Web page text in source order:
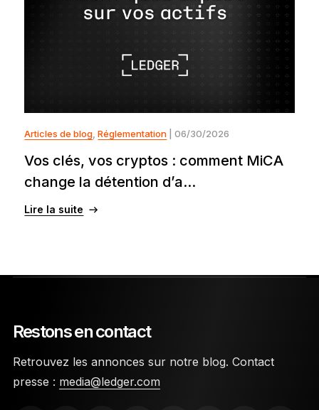
Articles de blog,Réglementation | 06/30/2026
Vos clés, vos cryptos : comment MiCA
change la détention d’a...
Lire la suite
Restons en contact
Retrouvez les annonces sur notre blog. Contact
presse : media@ledger.com